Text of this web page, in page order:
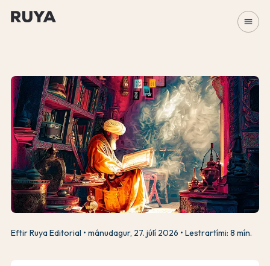
menu
Eftir Ruya Editorial mánudagur, 27. júlí 2026 Lestrartími: 8 mín.